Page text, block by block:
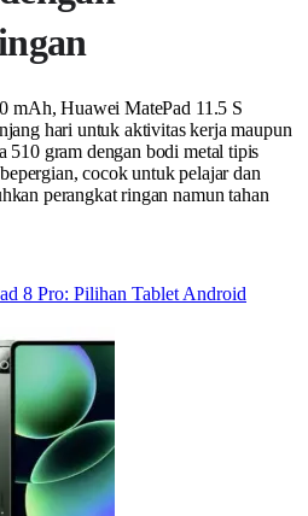
mAh, Huawei MatePad 11.5 S
hari untuk aktivitas kerja maupun
510 gram dengan bodi metal tipis
cocok untuk pelajar dan
perangkat ringan namun tahan
8 Pro: Pilihan Tablet Android